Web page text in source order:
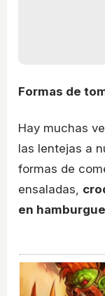
Formas de
Hay muchas
las lentejas a
formas de
ensaladas,
en